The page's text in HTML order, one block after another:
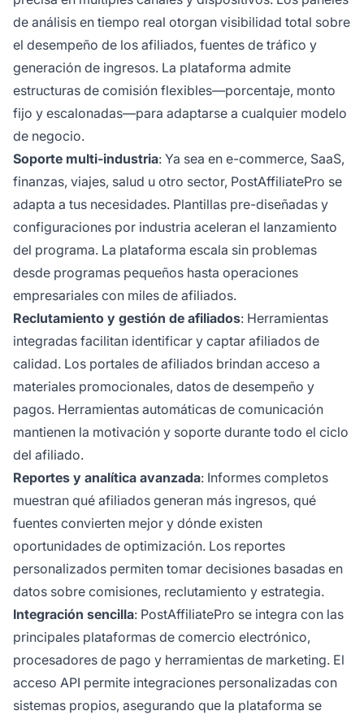
de análisis en tiempo real otorgan visibilidad total sobre
el desempeño de los afiliados, fuentes de tráfico y
generación de ingresos. La plataforma admite
estructuras de comisión flexibles—porcentaje, monto
fijo y escalonadas—para adaptarse a cualquier modelo
de negocio.
Soporte multi-industria: Ya sea en e-commerce, SaaS,
finanzas, viajes, salud u otro sector, PostAffiliatePro se
adapta a tus necesidades. Plantillas pre-diseñadas y
configuraciones por industria aceleran el lanzamiento
del programa. La plataforma escala sin problemas
desde programas pequeños hasta operaciones
empresariales con miles de afiliados.
Reclutamiento y gestión de afiliados: Herramientas
integradas facilitan identificar y captar afiliados de
calidad. Los portales de afiliados brindan acceso a
materiales promocionales, datos de desempeño y
pagos. Herramientas automáticas de comunicación
mantienen la motivación y soporte durante todo el ciclo
del afiliado.
Reportes y analítica avanzada: Informes completos
muestran qué afiliados generan más ingresos, qué
fuentes convierten mejor y dónde existen
oportunidades de optimización. Los reportes
personalizados permiten tomar decisiones basadas en
datos sobre comisiones, reclutamiento y estrategia.
Integración sencilla: PostAffiliatePro se integra con las
principales plataformas de comercio electrónico,
procesadores de pago y herramientas de marketing. El
acceso API permite integraciones personalizadas con
sistemas propios, asegurando que la plataforma se